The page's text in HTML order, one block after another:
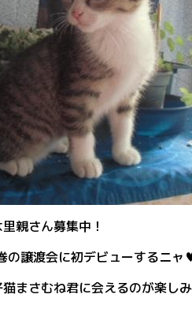
親さん募集中！
の譲渡会に初デビューするニ
まさむね君に会えるのが楽し